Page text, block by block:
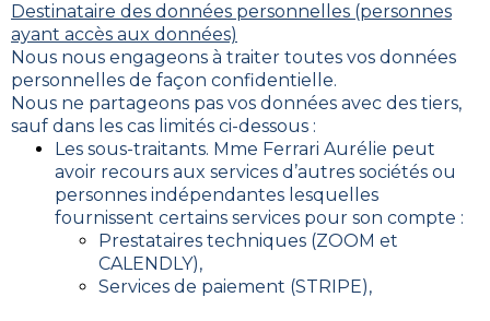
Destinataire des données personnelles (personnes
ayant accès aux données)
Nous nous engageons à traiter toutes vos données
personnelles de façon confidentielle.
Nous ne partageons pas vos données avec des tiers,
sauf dans les cas limités ci-dessous :
Les sous-traitants. Mme Ferrari Aurélie peut
avoir recours aux services d’autres sociétés ou
personnes indépendantes lesquelles
fournissent certains services pour son compte :
Prestataires techniques (ZOOM et
CALENDLY),
Services de paiement (STRIPE),